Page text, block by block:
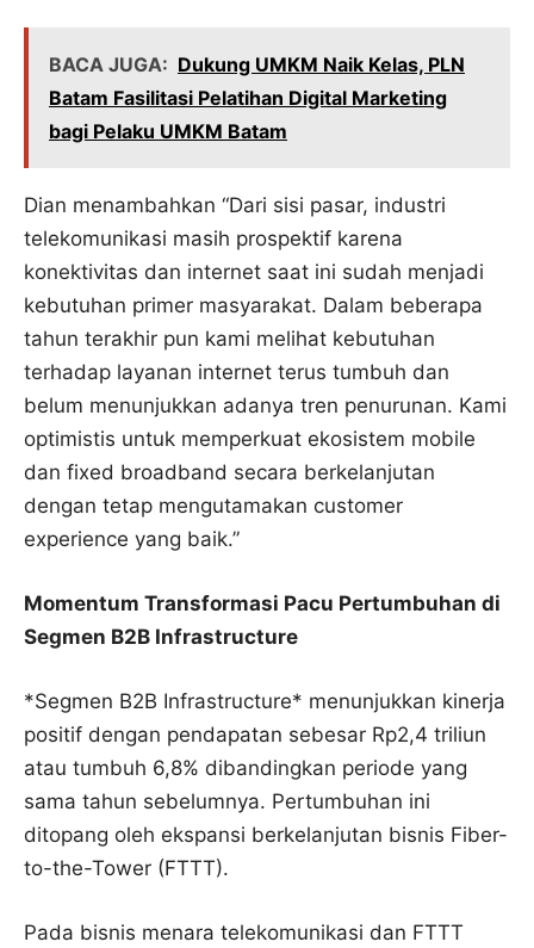
BACA JUGA: Dukung UMKM Naik Kelas, PLN
Batam Fasilitasi Pelatihan Digital Marketing
bagi Pelaku UMKM Batam
Dian menambahkan “Dari sisi pasar, industri
telekomunikasi masih prospektif karena
konektivitas dan internet saat ini sudah menjadi
kebutuhan primer masyarakat. Dalam beberapa
tahun terakhir pun kami melihat kebutuhan
terhadap layanan internet terus tumbuh dan
belum menunjukkan adanya tren penurunan. Kami
optimistis untuk memperkuat ekosistem mobile
dan fixed broadband secara berkelanjutan
dengan tetap mengutamakan customer
experience yang baik.”
Momentum Transformasi Pacu Pertumbuhan di
Segmen B2B Infrastructure
*Segmen B2B Infrastructure* menunjukkan kinerja
positif dengan pendapatan sebesar Rp2,4 triliun
atau tumbuh 6,8% dibandingkan periode yang
sama tahun sebelumnya. Pertumbuhan ini
ditopang oleh ekspansi berkelanjutan bisnis Fiber-
to-the-Tower (FTTT).
Pada bisnis menara telekomunikasi dan FTTT